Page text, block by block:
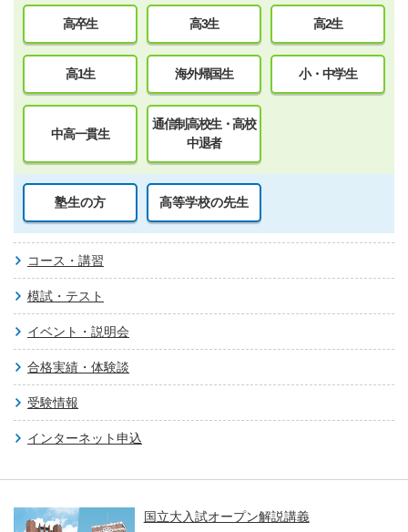
高卒生 高3生 高2生
高1生 海外帰国生 小・中学生
中高一貫生
通信制高校生・高校
中退者
塾生の方 高等学校の先生
コース・講習
模試・テスト
イベント・説明会
合格実績・体験談
受験情報
インターネット申込
国立大入試オープン解説講義